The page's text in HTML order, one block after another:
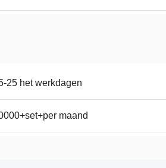
25 het werkdagen
maand